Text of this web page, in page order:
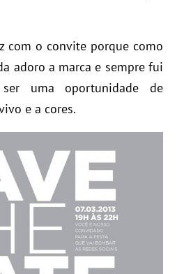
com o convite porque como
adoro a marca e sempre fui
uma oportunidade de
e a cores.